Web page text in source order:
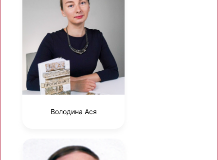
Володина Ася